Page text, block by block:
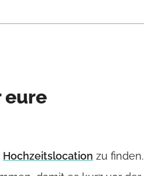
eure
Hochzeitslocation zu finden.